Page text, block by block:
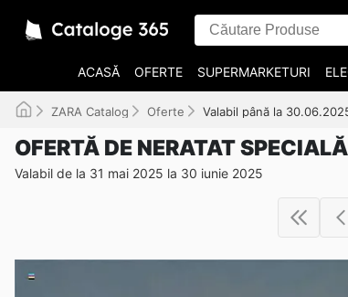
ACASĂ OFERTE SUPERMARKETURI
ZARA Catalog Oferte Valabil până la
OFERTĂ DE NERATAT
Valabil de la 31 mai 2025 la 30 iunie 2025